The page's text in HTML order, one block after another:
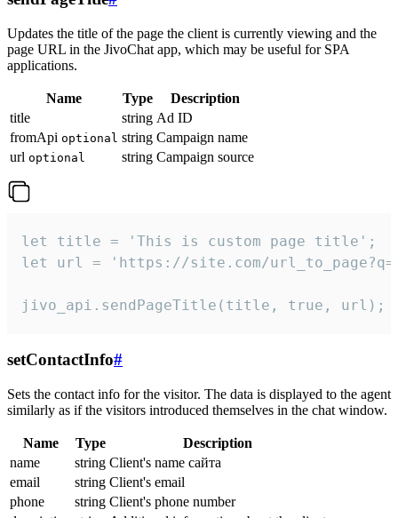
Updates the title of the page the client is currently viewing and the
page URL in the JivoChat app, which may be useful for SPA
applications.
Name Type
Description
title
string Ad ID
fromApi optional string Campaign name
url optional string Campaign source
let title = 'This is custom page title';
let url = 'https://site.com/
jivo_api.sendPageTitle(title, true, url);
setContactInfo#
Sets the contact info for the visitor. The data is displayed to the agent
similarly as if the visitors introduced themselves in the chat window.
Name Type
Description
name
string Client's name сайта
email
string Client's email
phone
string Client's phone number